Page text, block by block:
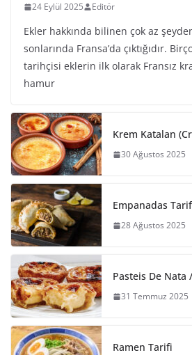
24 Eylül 2025 Editör
Ekler hakkında bilinen çok az
sonlarında Fransa’da çıktığıdır.
tarihçisi eklerin ilk olarak Fransız
hamur
Krem Katalan
30 Ağustos 2025
Empanadas
28 Ağustos 2025
Pasteis De Nata
31 Temmuz 2025
Ramen Tarifi